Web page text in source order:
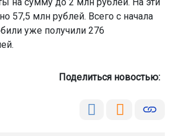
57,5 млн рублей. Всего с начала
уже получили 276
Поделиться новостью: